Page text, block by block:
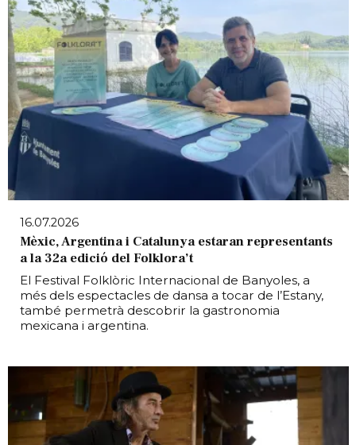
16.07.2026
Mèxic, Argentina i Catalunya estaran representants
a la 32a edició del Folklora’t
El Festival Folklòric Internacional de Banyoles, a
més dels espectacles de dansa a tocar de l’Estany,
també permetrà descobrir la gastronomia
mexicana i argentina.